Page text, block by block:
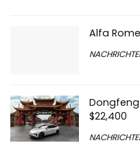
Alfa
Dongfeng
$22,400